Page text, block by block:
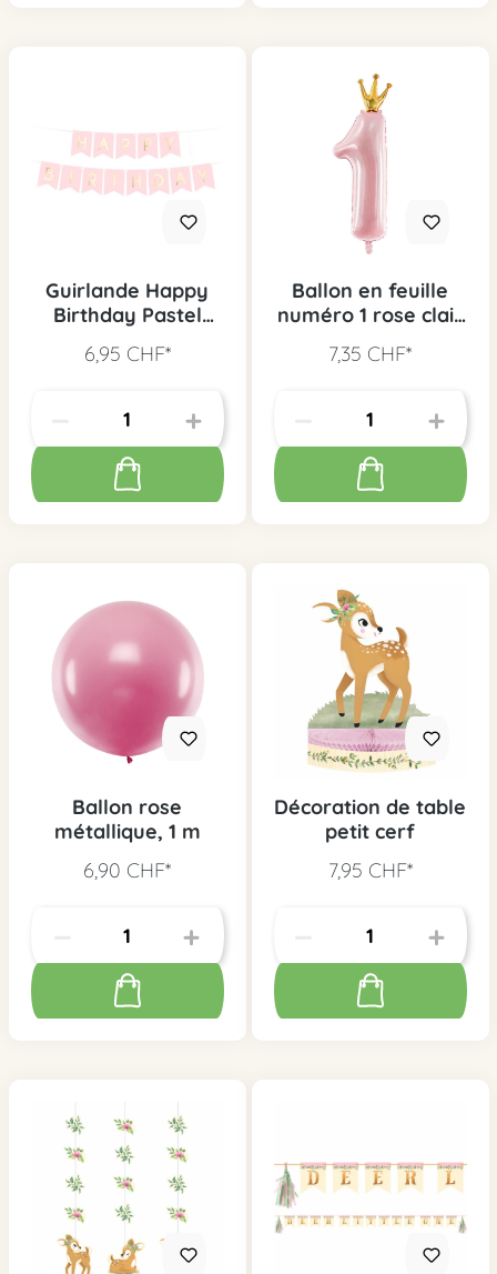
Guirlande Happy
Birthday Pastel
6,95 CHF*
Ballon en feuille
numéro 1 rose clair
7,35 CHF*
Ballon rose
métallique, 1 m
6,90 CHF*
Décoration de table
petit cerf
7,95 CHF*